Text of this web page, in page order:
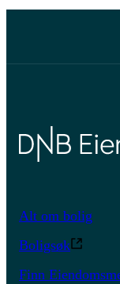
Alt om bolig
Boligsøk
Finn